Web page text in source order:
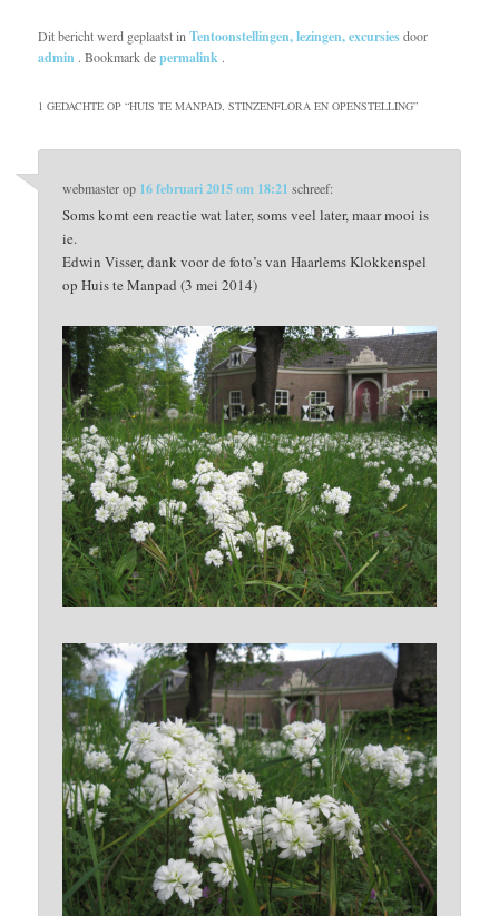
Dit bericht werd geplaatst inTentoonstellingen, lezingen, excursiesdoor
admin . Bookmark depermalink .
1 GEDACHTE OP “HUIS TE MANPAD, STINZENFLORA EN OPENSTELLING”
webmasterop 16 februari 2015 om 18:21 schreef:
Soms komt een reactie wat later, soms veel later, maar mooi is
ie.
Edwin Visser, dank voor de foto’s van Haarlems Klokkenspel
op Huis te Manpad (3 mei 2014)